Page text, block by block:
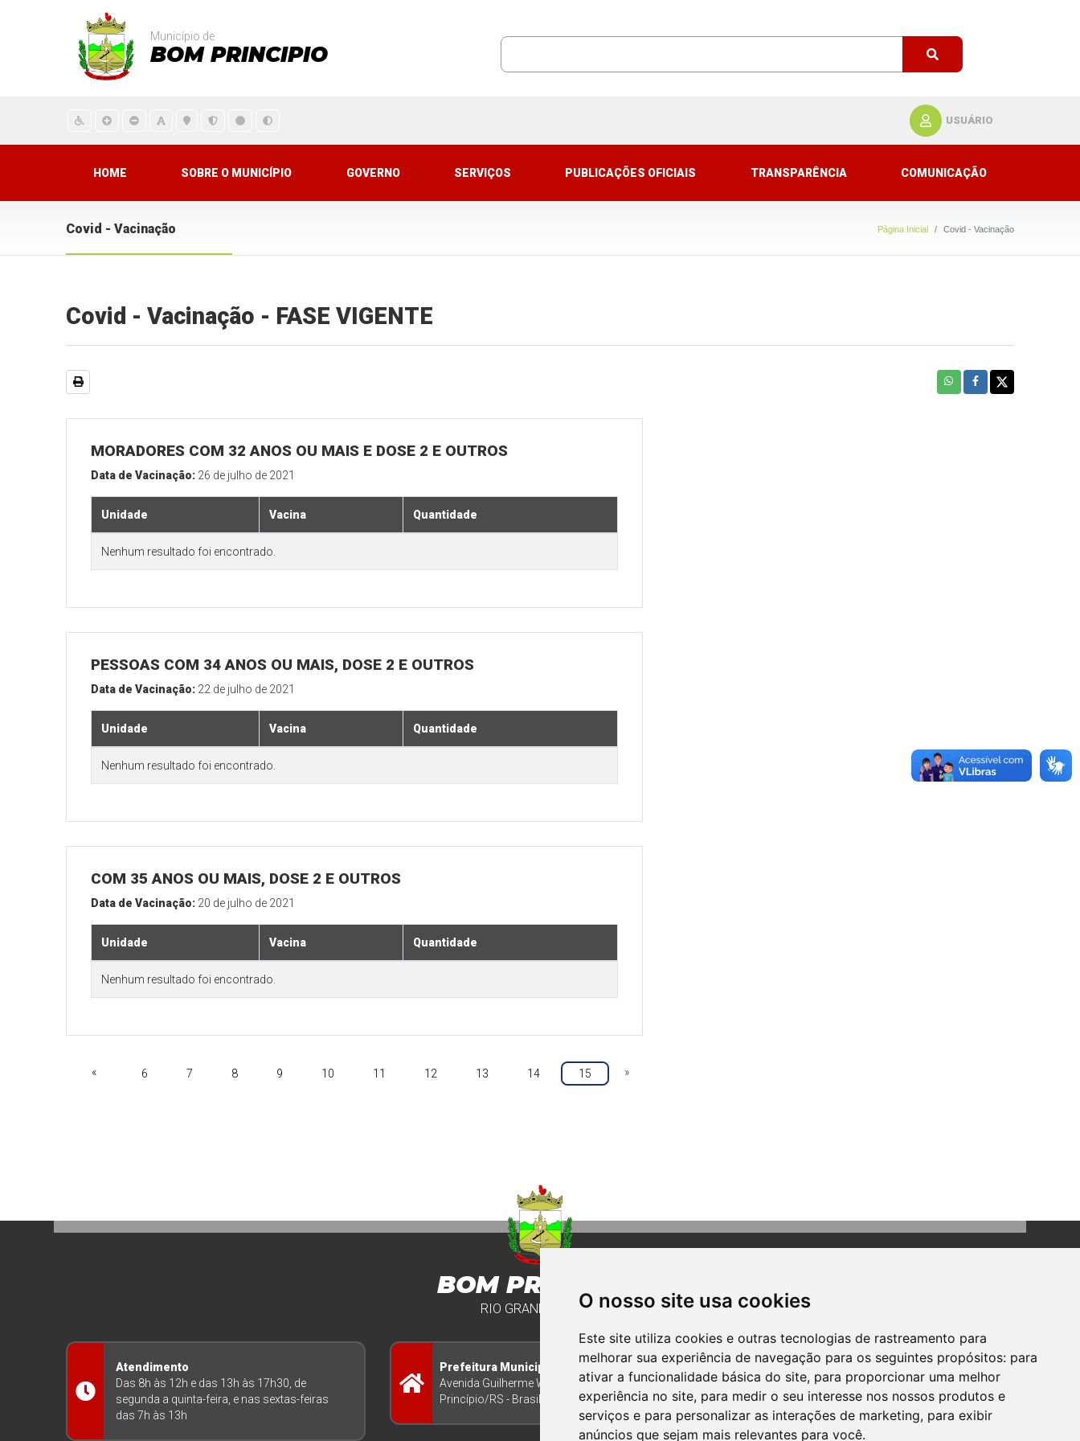
O nosso site usa cookies
Este site utiliza cookies e outras tecnologias de rastreamento para
melhorar sua experiência de navegação para os seguintes propósitos: para
ativar a funcionalidade básica do site, para proporcionar uma melhor
experiência no site, para medir o seu interesse nos nossos produtos e
serviços e para personalizar as interações de marketing, para exibir
anúncios que sejam mais relevantes para você.
Município de
BOM PRINCIPIO
USUÁRIO
HOME SOBRE O MUNICÍPIO GOVERNO SERVIÇOS PUBLICAÇÕES OFICIAIS TRANSPARÊNCIA COMUNICAÇÃO
Covid - Vacinação Página Inicial Covid - Vacinação
Covid - Vacinação - FASE VIGENTE
MORADORES COM 32 ANOS OU MAIS E DOSE 2 E OUTROS
Data de Vacinação: 26 de julho de 2021
Unidade Vacina Quantidade
Nenhum resultado foi encontrado.
PESSOAS COM 34 ANOS OU MAIS, DOSE 2 E OUTROS
Data de Vacinação: 22 de julho de 2021
Unidade Vacina Quantidade
Nenhum resultado foi encontrado.
COM 35 ANOS OU MAIS, DOSE 2 E OUTROS
Data de Vacinação: 20 de julho de 2021
Unidade Vacina Quantidade
Nenhum resultado foi encontrado.
« 6 7 8 9 10 11 12 13 14 15 »
BOM PRINCIPIO
RIO GRANDE DO SUL
Atendimento
Das 8h às 12h e das 13h às 17h30, de
segunda a quinta-feira, e nas sextas-feiras
das 7h às 13h
Prefeitura Municipal
Avenida Guilherme Winter 65 - Centro Bom
Princípio/RS - Brasil CEP 95765-000
Contato
Telefone: (51) 3634-8100
Email:gabinete@bomprincipio.rs.gov.br